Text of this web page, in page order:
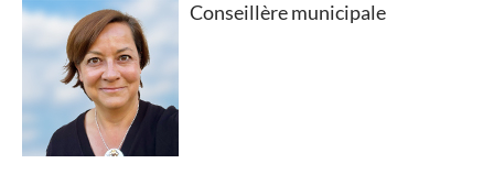
Conseillère municipale